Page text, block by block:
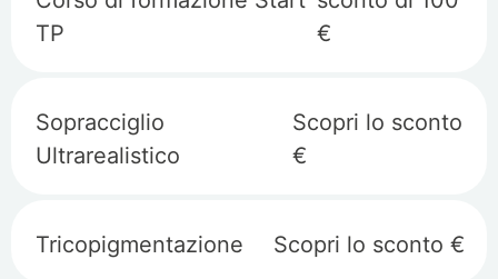
TP
€
Sopracciglio
Ultrarealistico
Scopri lo sconto
€
Tricopigmentazione Scopri lo sconto €